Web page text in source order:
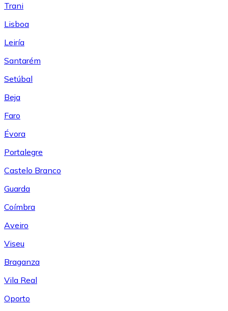
Trani
Lisboa
Leiría
Santarém
Setúbal
Beja
Faro
Évora
Portalegre
Castelo Branco
Guarda
Coímbra
Aveiro
Viseu
Braganza
Vila Real
Oporto